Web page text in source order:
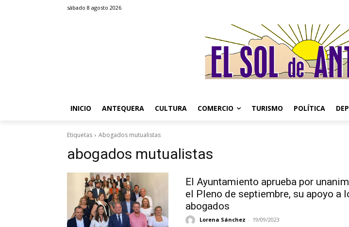
sábado 8 agosto 2026
INICIO ANTEQUERA CULTURA COMERCIO TURISMO POLÍTICA
Etiquetas Abogados mutualistas
abogados mutualistas
El Ayuntamiento aprueba por
el Pleno de septiembre, su apoyo a
abogados
Lorena Sánchez - 19/09/2023